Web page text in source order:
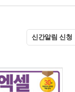
신간알림 신청